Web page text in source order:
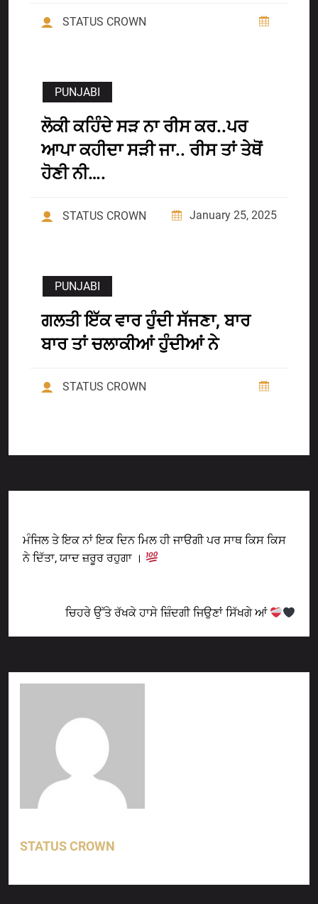
STATUS CROWN
PUNJABI
ਲੋਕੀ ਕਹਿੰਦੇ ਸੜ ਨਾ ਰੀਸ ਕਰ..ਪਰ
ਆਪਾ ਕਹੀਦਾ ਸੜੀ ਜਾ.. ਰੀਸ ਤਾਂ ਤੇਥੋਂ
ਹੋਣੀ ਨੀ….
STATUS CROWN January 25, 2025
PUNJABI
ਗਲਤੀ ਇੱਕ ਵਾਰ ਹੁੰਦੀ ਸੱਜਣਾ, ਬਾਰ
ਬਾਰ ਤਾਂ ਚਲਾਕੀਆਂ ਹੁੰਦੀਆਂ ਨੇ
STATUS CROWN
ਮੰਜਿਲ ਤੇ ਇਕ ਨਾਂ ਇਕ ਦਿਨ ਮਿਲ ਹੀ ਜਾੳਗੀ ਪਰ ਸਾਥ ਕਿਸ ਕਿਸ
ਨੇ ਦਿੱਤਾ, ਯਾਦ ਜ਼ਰੂਰ ਰਹੁਗਾ ।
ਚਿਹਰੇ ਉੱਤੇ ਰੱਖਕੇ ਹਾਸੇ ਜ਼ਿੰਦਗੀ ਜਿਉਣਾਂ ਸਿੱਖਗੇ ਆਂ
STATUS CROWN